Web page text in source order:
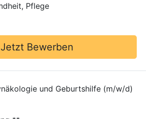
Pflege
Jetzt Bewerben
und Geburtshilfe (m/w/d)